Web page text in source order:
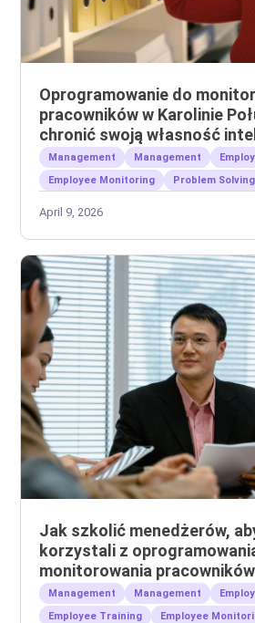
Oprogramowanie do
pracowników w Karolinie
chronić swoją własność
Management Management
Employee Monitoring
Problem Solving
April 9, 2026
Jak szkolić menedżerów,
korzystali z
monitorowania pracowników
Management Management
Employee Training
Employee